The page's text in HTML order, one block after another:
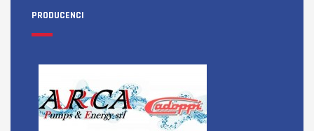
PRODUCENCI